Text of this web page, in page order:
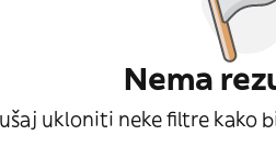
Nema
ukloniti neke filtre kako